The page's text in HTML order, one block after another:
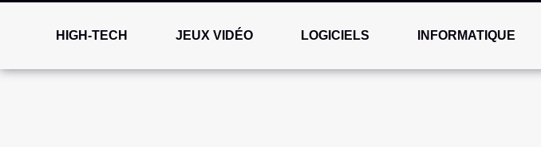
HIGH-TECH JEUX VIDÉO LOGICIELS INFORMATIQUE